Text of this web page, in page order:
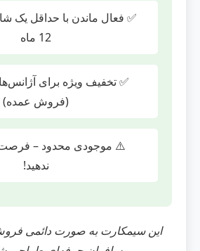
✅ فعال ماندن با حداقل یک
12 ماه
✅ تخفیف ویژه برای
(فروش عمده)
⚠️ موجودی محدود –
ندهید!
این سیمکارت به صورت دائمی